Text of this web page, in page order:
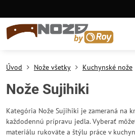
Úvod Nože všetky Kuchynské nože
Nože Sujihiki
Kategória Nože Sujihiki je zameraná na
každodennú prípravu jedla. Vyberať
materiálu rukoväte a štýlu práce v